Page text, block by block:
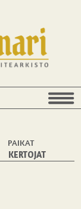
PAIKAT
KERTOJAT